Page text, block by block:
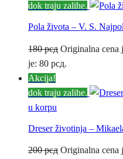
dok traju zalihe.
Pola života – V. S. Najpol
180рсд Originalna cena
je: 80 рсд.
Akcija!
dok traju zalihe.
u korpu
Dreser životinja –
200рсд Originalna cena